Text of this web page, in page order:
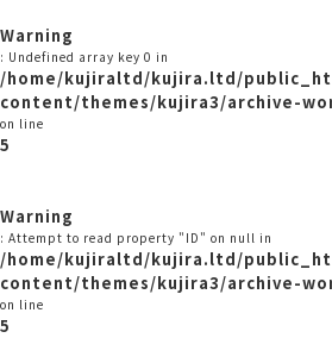
Warning
: Undefined array key 0 in
/home/kujiraltd/kujira.ltd/
content/themes/kujira3/archive-
on line
5
Warning
: Attempt to read property "ID" on null in
/home/kujiraltd/kujira.ltd/
content/themes/kujira3/archive-
on line
5